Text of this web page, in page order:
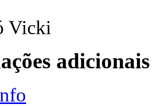
Vicki
adicionais